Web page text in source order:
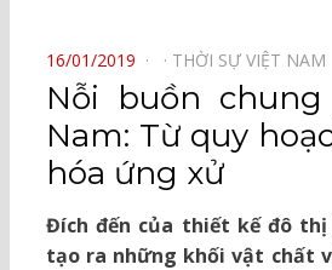
POSTED
ON
16/01/2019 THỜI SỰ VIỆT NAM⠀
Nỗi buồn
Nam: Từ quy
hóa ứng xử
Đích đến của thiết kế đô
tạo ra những khối vật chất